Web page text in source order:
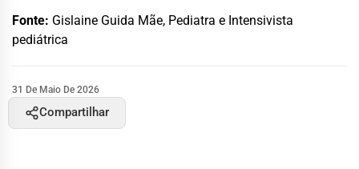
Fonte: Gislaine Guida Mãe, Pediatra e Intensivista
pediátrica
31 De Maio De 2026
Compartilhar